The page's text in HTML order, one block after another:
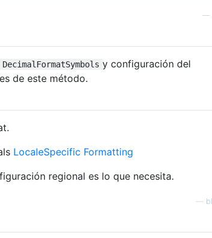
—
DecimalFormatSymbols y configuración del
de este método.
LocaleSpecific Formatting
regional es lo que necesita.